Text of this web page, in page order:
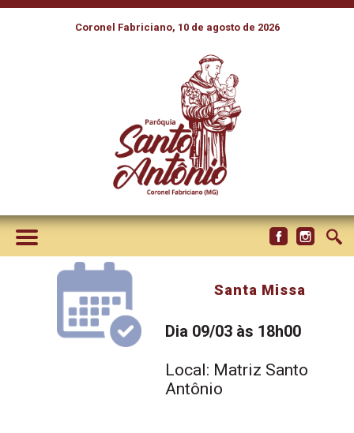
Coronel Fabriciano, 10 de agosto de 2026
Santa Missa
Dia 09/03 às 18h00
Local: Matriz Santo
Antônio